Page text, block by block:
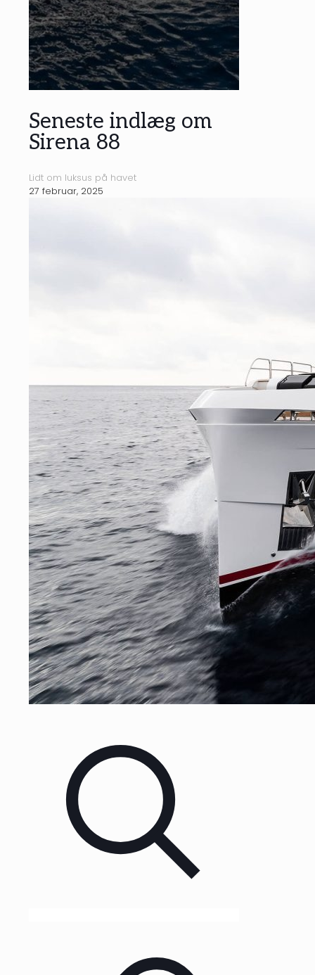
Seneste indlæg om
Sirena 88
Lidt om luksus på havet
27 februar, 2025